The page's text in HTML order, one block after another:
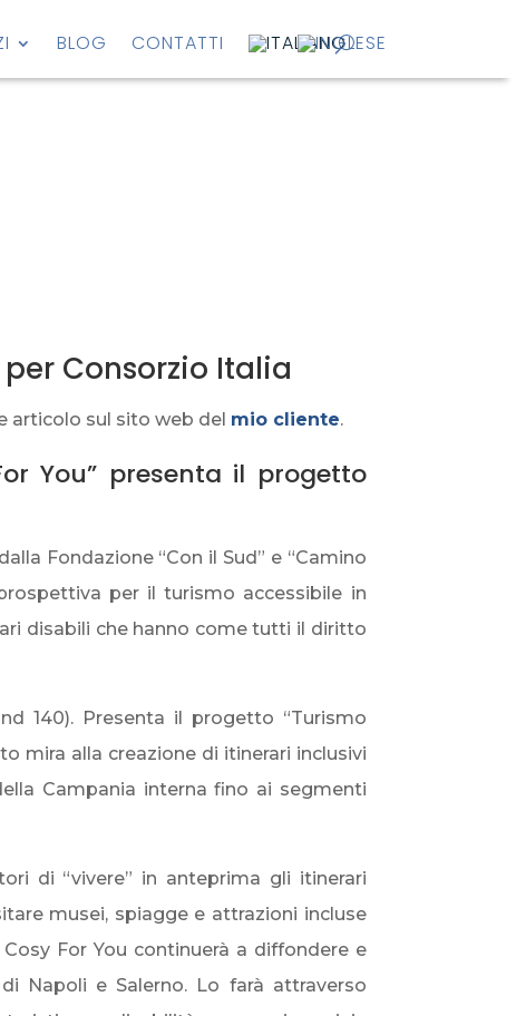
BLOG CONTATTI
Consorzio Italia
articolo sul sito web del mio cliente.
You” presenta il progetto
Fondazione “Con il Sud” e “Camino
per il turismo accessibile in
disabili che hanno come tutti il diritto
140). Presenta il progetto “Turismo
mira alla creazione di itinerari inclusivi
Campania interna fino ai segmenti
di “vivere” in anteprima gli itinerari
musei, spiagge e attrazioni incluse
For You continuerà a diffondere e
Napoli e Salerno. Lo farà attraverso